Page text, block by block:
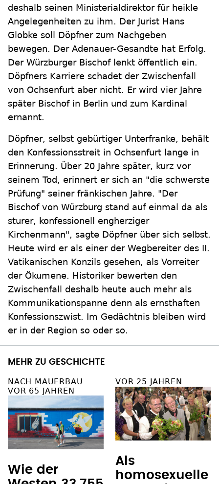
deshalb seinen Ministerialdirektor für heikle
Angelegenheiten zu ihm. Der Jurist Hans
Globke soll Döpfner zum Nachgeben
bewegen. Der Adenauer-Gesandte hat Erfolg.
Der Würzburger Bischof lenkt öffentlich ein.
Döpfners Karriere schadet der Zwischenfall
von Ochsenfurt aber nicht. Er wird vier Jahre
später Bischof in Berlin und zum Kardinal
ernannt.
Döpfner, selbst gebürtiger Unterfranke, behält
den Konfessionsstreit in Ochsenfurt lange in
Erinnerung. Über 20 Jahre später, kurz vor
seinem Tod, erinnert er sich an "die schwerste
Prüfung" seiner fränkischen Jahre. "Der
Bischof von Würzburg stand auf einmal da als
sturer, konfessionell engherziger
Kirchenmann", sagte Döpfner über sich selbst.
Heute wird er als einer der Wegbereiter des II.
Vatikanischen Konzils gesehen, als Vorreiter
der Ökumene. Historiker bewerten den
Zwischenfall deshalb heute auch mehr als
Kommunikationspanne denn als ernsthaften
Konfessionszwist. Im Gedächtnis bleiben wird
er in der Region so oder so.
MEHR ZU GESCHICHTE
NACH MAUERBAU
VOR 65 JAHREN
Wie der
VOR 25 JAHREN
Als
homosexuelle